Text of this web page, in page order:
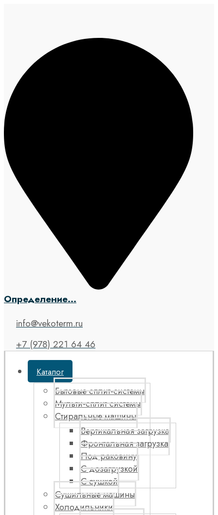
Определение...
info@vekoterm.ru
+7 (978) 221 64 46
Каталог
Бытовые сплит-системы
Мульти-сплит системы
Стиральные машины
Вертикальная загрузка
Фронтальная загрузка
Под раковину
С дозагрузкой
С сушкой
Сушильные машины
Холодильники